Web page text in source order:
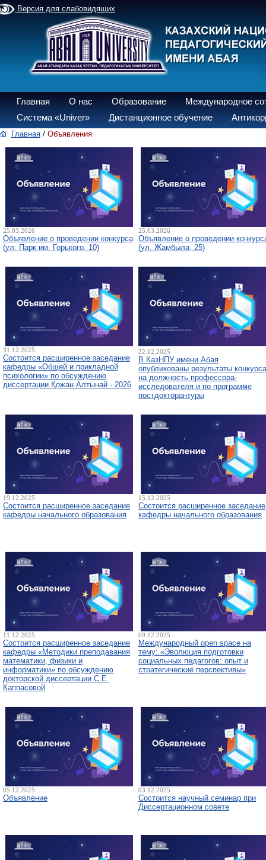
Версия для слабовидящих
Главная О нас Образование
Международное
Система «Univer»
Дистанционное обучение
Главная / Объявления
25.03.2026
Объявление о проведении конкурса
(ул. Парк им. Горького, 10)
25.03.2026
Объявление о проведении
(ул. Жамбыла, 25)
31.12.2025
Состоится расширенное заседание
кафедры «Общей и прикладной
психологии» по обсуждению
диссертации Қожан Алтынай - 2026
22.12.2025
В КазНПУ имени Абая
опубликованы результаты конкурса
на должность профессора-
исследователя и по программе
постдокторантуры
19.12.2025
Состоится расширенное заседание
кафедры начального образования
15.12.2025
Состоится расширенное заседание
кафедры начального образования
11.12.2025
Состоится расширенное заседание
кафедры «Методики преподавания
математики, физики и
информатики» по обсуждению
докторской диссертации С.Е.
Каппасовой
09.12.2025
Международный open space на
тему: «Эволюция подготовки
социальных педагогов: опыт и
стратегические перспективы»
05.12.2025
Объявление
03.12.2025
Состоится научный семинар при
Диссертационном совете